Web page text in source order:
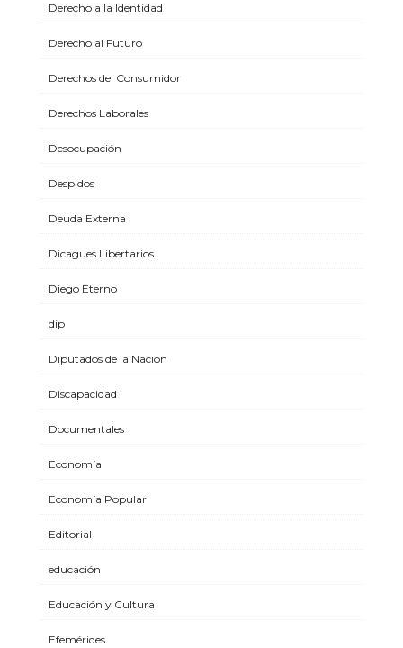
Derecho a la Identidad
Derecho al Futuro
Derechos del Consumidor
Derechos Laborales
Desocupación
Despidos
Deuda Externa
Dicagues Libertarios
Diego Eterno
dip
Diputados de la Nación
Discapacidad
Documentales
Economía
Economía Popular
Editorial
educación
Educación y Cultura
Efemérides